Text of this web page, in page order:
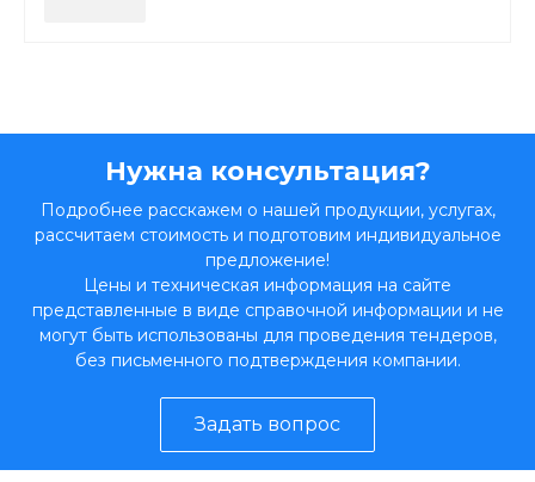
Нужна консультация?
Подробнее расскажем о нашей продукции, услугах,
рассчитаем стоимость и подготовим индивидуальное
предложение!
Цены и техническая информация на сайте
представленные в виде справочной информации и не
могут быть использованы для проведения тендеров,
без письменного подтверждения компании.
Задать вопрос